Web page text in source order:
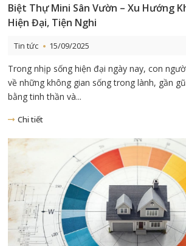
Biệt Thự Mini Sân Vườn – Xu Hướng
Hiện Đại, Tiện Nghi
Tin tức 15/09/2025
Trong nhịp sống hiện đại ngày nay, con
về những không gian sống trong lành, gần
bằng tinh thần và...
Chi tiết